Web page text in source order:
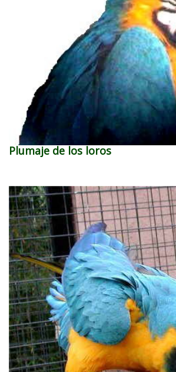
Plumaje de los loros